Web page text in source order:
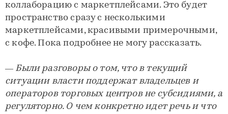
коллаборацию с маркетплейсами. Это будет
пространство сразу с несколькими
маркетплейсами, красивыми примерочными,
с кофе. Пока подробнее не могу рассказать.
— Были разговоры о том, что в текущий
ситуации власти поддержат владельцев и
операторов торговых центров не субсидиями, а
регуляторно. О чем конкретно идет речь и что